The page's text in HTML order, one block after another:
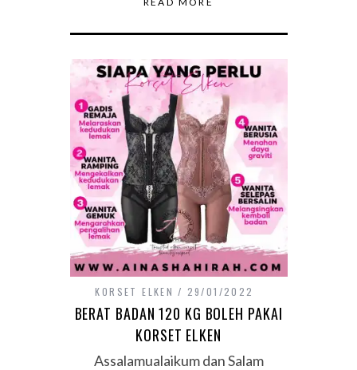
KORSET ELKEN 29/01/2022
BERAT BADAN 120 KG BOLEH PAKAI
KORSET ELKEN
Assalamualaikum dan Salam